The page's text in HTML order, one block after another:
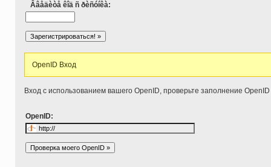
Ââåäèòå êîä ñ ðèñóíêà:
OpenID Вход
Вход с использованием вашего OpenID, проверьте заполнение
OpenID: